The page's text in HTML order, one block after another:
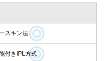
スキン法
付きIPL方式